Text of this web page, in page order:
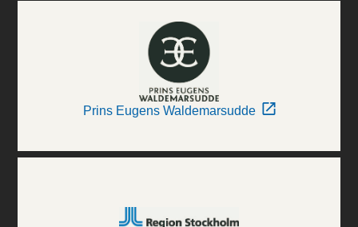
Prins Eugens Waldemarsudde